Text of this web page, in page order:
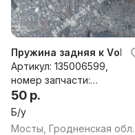
Пружина задняя к Volvo
Артикул: 135006599,
номер запчасти:
135006599
50 р.
Б/у
Мосты, Гродненская обл.